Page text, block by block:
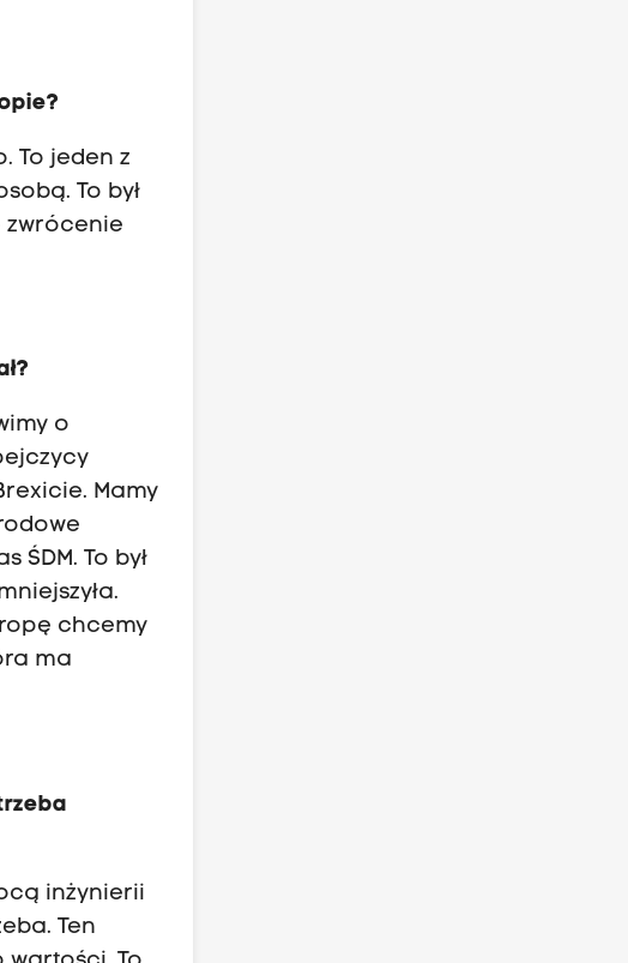
To jeden z
To był
zwrócenie
o
Mamy
To był
chcemy
ma
inżynierii
Ten